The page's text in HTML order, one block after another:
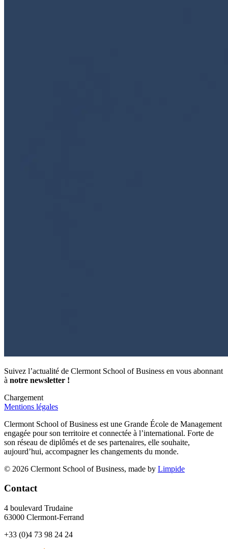
Suivez l’actualité de Clermont School of Business en vous abonnant
à notre newsletter !
Chargement
Mentions légales
Clermont School of Business est une Grande École de Management
engagée pour son territoire et connectée à l’international. Forte de
son réseau de diplômés et de ses partenaires, elle souhaite,
aujourd’hui, accompagner les changements du monde.
© 2026 Clermont School of Business, made by Limpide
Contact
4 boulevard Trudaine
63000 Clermont-Ferrand
+33 (0)4 73 98 24 24